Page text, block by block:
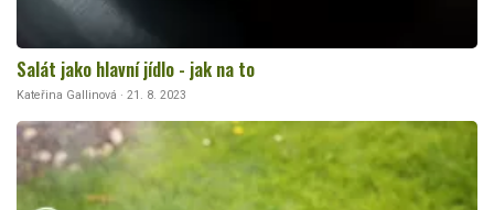
Salát jako hlavní jídlo - jak na to
Kateřina Gallinová · 21. 8. 2023